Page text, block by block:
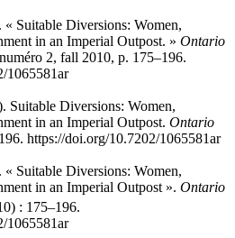
Suitable Diversions: Women,
in an Imperial Outpost. » Ontario
2, fall 2010, p. 175–196.
1065581ar
Suitable Diversions: Women,
in an Imperial Outpost. Ontario
https://doi.org/10.7202/1065581ar
Suitable Diversions: Women,
in an Imperial Outpost ». Ontario
: 175–196.
1065581ar